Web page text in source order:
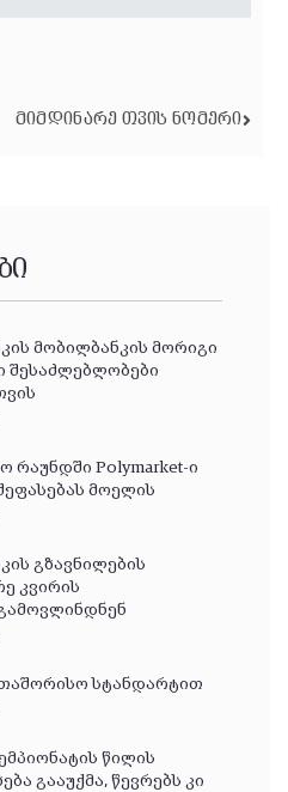
ᲛᲘᲛᲓᲘᲜᲐᲠᲔ ᲗᲕᲘᲡ ᲜᲝᲛᲔᲠᲘ
მობილბანკის მორიგი
შესაძლებლობები
რაუნდში Polymarket-ი
მოელის
გზავნილების
კვირის
სტანდარტით
წილის
გააუქმა, წევრებს კი